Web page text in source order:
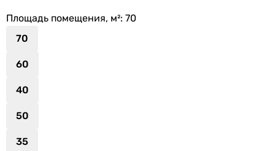
Площадь помещения, м²: 70
70
60
40
50
35